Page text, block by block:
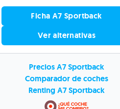
Ficha A7 Sportback
Ver alternativas
Precios A7 Sportback
Comparador de coches
Renting A7 Sportback